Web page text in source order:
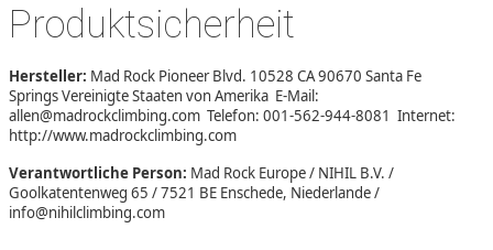
Produktsicherheit
Hersteller: Mad Rock Pioneer Blvd. 10528 CA 90670 Santa Fe
Springs Vereinigte Staaten von Amerika E-Mail:
allen@madrockclimbing.com Telefon: 001-562-944-8081 Internet:
http://www.madrockclimbing.com
Verantwortliche Person: Mad Rock Europe / NIHIL B.V. /
Goolkatentenweg 65 / 7521 BE Enschede, Niederlande /
info@nihilclimbing.com